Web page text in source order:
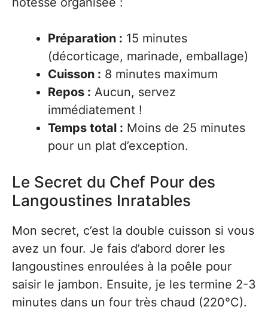
Préparation : 15 minutes
(décorticage, marinade, emballage)
Cuisson : 8 minutes maximum
Repos : Aucun, servez
immédiatement !
Temps total : Moins de 25 minutes
pour un plat d’exception.
Le Secret du Chef Pour des
Langoustines Inratables
Mon secret, c’est la double cuisson si vous
avez un four. Je fais d’abord dorer les
langoustines enroulées à la poêle pour
saisir le jambon. Ensuite, je les termine 2-3
minutes dans un four très chaud (220°C).